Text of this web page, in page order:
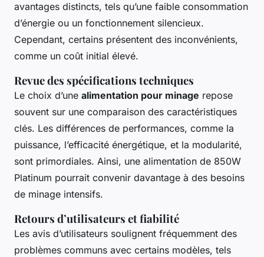
avantages distincts, tels qu’une faible consommation
d’énergie ou un fonctionnement silencieux.
Cependant, certains présentent des inconvénients,
comme un coût initial élevé.
Revue des spécifications techniques
Le choix d’une alimentation pour minage repose
souvent sur une comparaison des caractéristiques
clés. Les différences de performances, comme la
puissance, l’efficacité énergétique, et la modularité,
sont primordiales. Ainsi, une alimentation de 850W
Platinum pourrait convenir davantage à des besoins
de minage intensifs.
Retours d’utilisateurs et fiabilité
Les avis d’utilisateurs soulignent fréquemment des
problèmes communs avec certains modèles, tels